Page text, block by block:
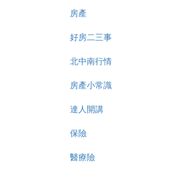
房產
好房二三事
北中南行情
房產小常識
達人開講
保險
醫療險